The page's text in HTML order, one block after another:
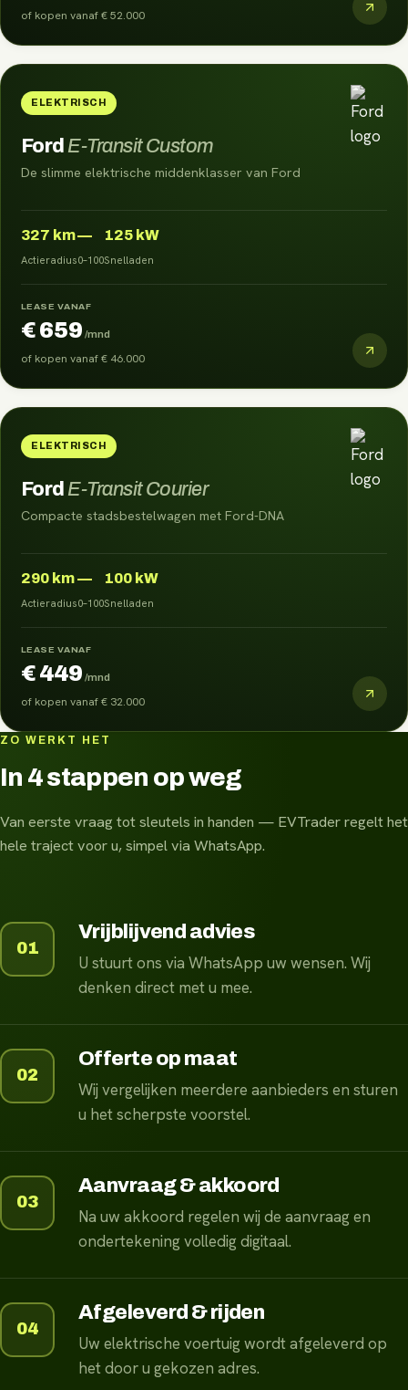
of kopen vanaf€ 52.000
ELEKTRISCH
Ford E-Transit Custom
De slimme elektrische middenklasser van Ford
327 km
Actieradius
—
0–100
125 kW
Snelladen
LEASE VANAF
€ 659 /mnd
of kopen vanaf€ 46.000
ELEKTRISCH
Ford E-Transit Courier
Compacte stadsbestelwagen met Ford-DNA
290 km
Actieradius
—
0–100
100 kW
Snelladen
LEASE VANAF
€ 449 /mnd
of kopen vanaf€ 32.000
ZO WERKT HET
In 4 stappen op weg
Van eerste vraag tot sleutels in handen — EVTrader regelt het
hele traject voor u, simpel via WhatsApp.
01
Vrijblijvend advies
U stuurt ons via WhatsApp uw wensen. Wij
denken direct met u mee.
02
Offerte op maat
Wij vergelijken meerdere aanbieders en sturen
u het scherpste voorstel.
03
Aanvraag & akkoord
Na uw akkoord regelen wij de aanvraag en
ondertekening volledig digitaal.
04
Afgeleverd & rijden
Uw elektrische voertuig wordt afgeleverd op
het door u gekozen adres.